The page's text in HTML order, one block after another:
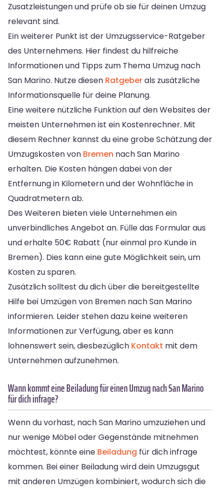
Zusatzleistungen und prüfe ob sie für deinen Umzug
relevant sind.
Ein weiterer Punkt ist der Umzugsservice-Ratgeber
des Unternehmens. Hier findest du hilfreiche
Informationen und Tipps zum Thema Umzug nach
San Marino. Nutze diesen Ratgeberals zusätzliche
Informationsquelle für deine Planung.
Eine weitere nützliche Funktion auf den Websites der
meisten Unternehmen ist ein Kostenrechner. Mit
diesem Rechner kannst du eine grobe Schätzung der
Umzugskosten von Bremen nach San Marino
erhalten. Die Kosten hängen dabei von der
Entfernung in Kilometern und der Wohnfläche in
Quadratmetern ab.
Des Weiteren bieten viele Unternehmen ein
unverbindliches Angebot an. Fülle das Formular aus
und erhalte 50€ Rabatt (nur einmal pro Kunde in
Bremen). Dies kann eine gute Möglichkeit sein, um
Kosten zu sparen.
Zusätzlich solltest du dich über die bereitgestellte
Hilfe bei Umzügen von Bremen nach San Marino
informieren. Leider stehen dazu keine weiteren
Informationen zur Verfügung, aber es kann
lohnenswert sein, diesbezüglich Kontakt mit dem
Unternehmen aufzunehmen.
Wann kommt eine Beiladung für einen Umzug nach San Marino
für dich infrage?
Wenn du vorhast, nach San Marino umzuziehen und
nur wenige Möbel oder Gegenstände mitnehmen
möchtest, könnte eine Beiladung für dich infrage
kommen. Bei einer Beiladung wird dein Umzugsgut
mit anderen Umzügen kombiniert, wodurch sich die